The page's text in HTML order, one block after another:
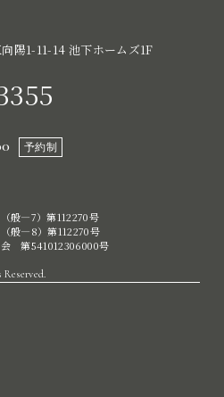
陽1-11-14 池下ホームズ1F
予約制
般―7）第112270号
般―8）第112270号
第541012306000号